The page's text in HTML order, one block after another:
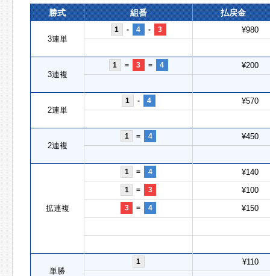
勝式 組番 払戻金
3連単
1 - 4 - 3 ¥980
3連複
1 = 3 = 4 ¥200
2連単
1 - 4 ¥570
2連複
1 = 4 ¥450
拡連複
1 = 4 ¥140
1 = 3 ¥100
3 = 4 ¥150
単勝
1 ¥110